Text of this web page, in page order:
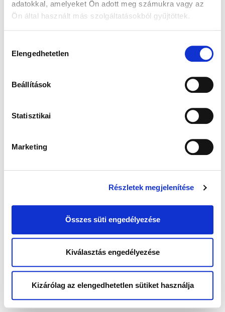
adatokkal, amelyeket Ön adott meg számukra vagy az
Ön által használt más szolgáltatásokból gyűjtöttek.
kiválasztása
Elengedhetetlen
Beállítások
Statisztikai
Marketing
Részletek megjelenítése
Összes süti engedélyezése
Kiválasztás engedélyezése
Kizárólag az elengedhetetlen sütiket használja